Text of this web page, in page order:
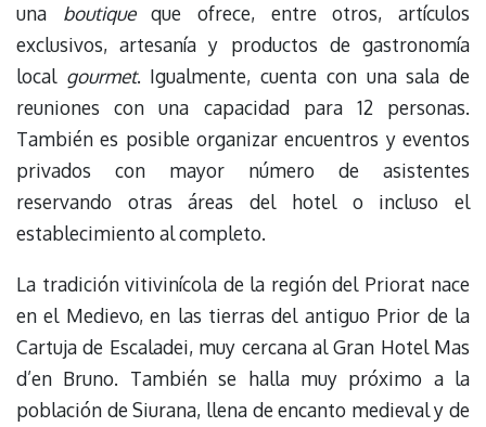
una boutiqueque ofrece, entre otros, artículos
exclusivos, artesanía y productos de gastronomía
local gourmet. Igualmente, cuenta con una sala de
reuniones con una capacidad para 12 personas.
También es posible organizar encuentros y eventos
privados con mayor número de asistentes
reservando otras áreas del hotel o incluso el
establecimiento al completo.
La tradición vitivinícola de la región del Priorat nace
en el Medievo, en las tierras del antiguo Prior de la
Cartuja de Escaladei, muy cercana al Gran Hotel Mas
d’en Bruno. También se halla muy próximo a la
población de Siurana, llena de encanto medieval y de